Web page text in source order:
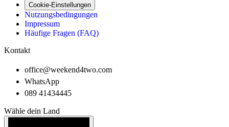
Cookie-Einstellungen
Nutzungsbedingungen
Impressum
Häufige Fragen (FAQ)
Kontakt
office@weekend4two.com
WhatsApp
089 41434445
Wähle dein Land